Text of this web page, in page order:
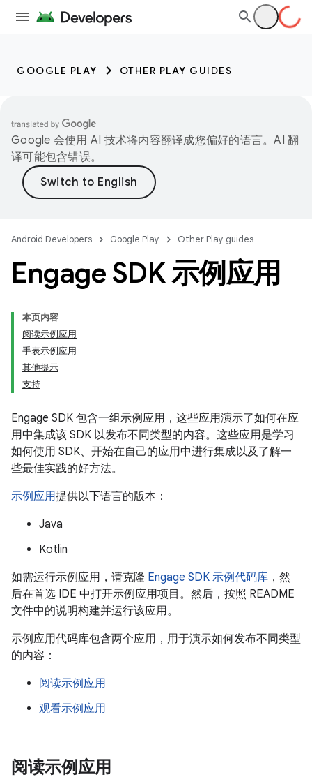
GOOGLE PLAY OTHER PLAY GUIDES
Google 会使用 AI 技术将内容翻译成您偏好的语言。AI 翻
译可能包含错误。
Android Developers Google Play Other Play guides
Engage SDK 示例应用
本页内容
阅读示例应用
手表示例应用
其他提示
支持
Engage SDK 包含一组示例应用，这些应用演示了如何在应
用中集成该 SDK 以发布不同类型的内容。这些应用是学习
如何使用 SDK、开始在自己的应用中进行集成以及了解一
些最佳实践的好方法。
示例应用提供以下语言的版本：
Java
Kotlin
如需运行示例应用，请克隆 Engage SDK 示例代码库 ，然
后在首选 IDE 中打开示例应用项目。然后，按照 README
文件中的说明构建并运行该应用。
示例应用代码库包含两个应用，用于演示如何发布不同类型
的内容：
阅读示例应用
观看示例应用
阅读示例应用